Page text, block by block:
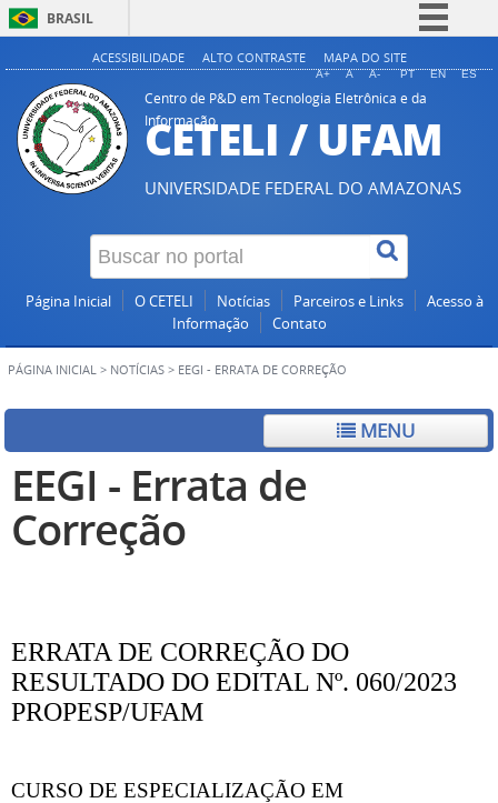
BRASIL
Simplifique!
Comunica BR
Participe
Acesso à informação
Legislação
Canais
ACESSIBILIDADE ALTO CONTRASTE MAPA DO SITE
A+ A A- PT EN ES
Centro de P&D em Tecnologia Eletrônica e da
Informação
CETELI / UFAM
UNIVERSIDADE FEDERAL DO AMAZONAS
Página Inicial O CETELI Notícias Parceiros e Links
Acesso à
Informação
Contato
PÁGINA INICIAL > NOTÍCIAS > EEGI - ERRATA DE CORREÇÃO
MENU
EEGI - Errata de
Correção
ERRATA DE CORREÇÃO DO
RESULTADO DO EDITAL Nº. 060/2023
PROPESP/UFAM
CURSO DE ESPECIALIZAÇÃO EM